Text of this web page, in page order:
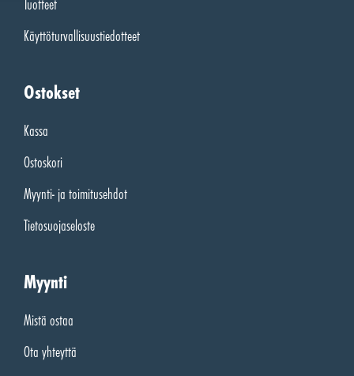
Käyttöturvallisuustiedotteet
Ostokset
Kassa
Ostoskori
Myynti- ja toimitusehdot
Tietosuojaseloste
Myynti
Mistä ostaa
Ota yhteyttä